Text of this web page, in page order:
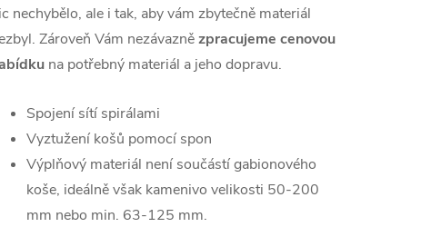
nechybělo, ale i tak, aby vám zbytečně materiál
Zároveň Vám nezávaznězpracujeme cenovou
na potřebný materiál a jeho dopravu.
Spojení sítí spirálami
Vyztužení košů pomocí spon
Výplňový materiál není součástí gabionového
koše, ideálně však kamenivo velikosti 50-200
mm nebo min. 63-125 mm.